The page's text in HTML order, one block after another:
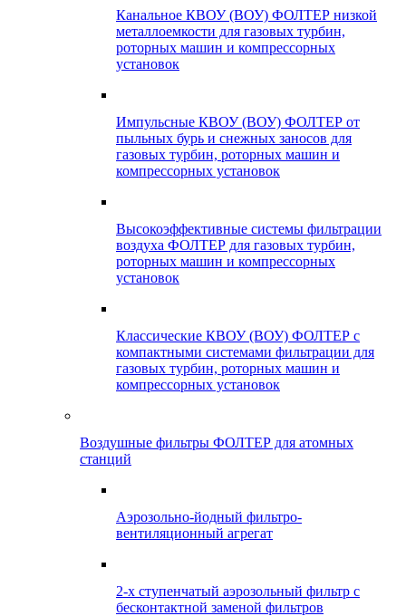
Канальное КВОУ (ВОУ) ФОЛТЕР низкой
металлоемкости для газовых турбин,
роторных машин и компрессорных
установок
Импульсные КВОУ (ВОУ) ФОЛТЕР от
пыльных бурь и снежных заносов для
газовых турбин, роторных машин и
компрессорных установок
Высокоэффективные системы фильтрации
воздуха ФОЛТЕР для газовых турбин,
роторных машин и компрессорных
установок
Классические КВОУ (ВОУ) ФОЛТЕР с
компактными системами фильтрации для
газовых турбин, роторных машин и
компрессорных установок
Воздушные фильтры ФОЛТЕР для атомных
станций
Аэрозольно-йодный фильтро-
вентиляционный агрегат
2-х ступенчатый аэрозольный фильтр с
бесконтактной заменой фильтров